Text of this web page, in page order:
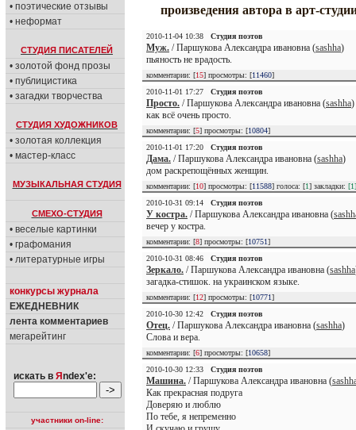
• поэтические отзывы
• неформат
СТУДИЯ ПИСАТЕЛЕЙ
• золотой фонд прозы
• публицистика
• загадки творчества
СТУДИЯ ХУДОЖНИКОВ
• золотая коллекция
• мастер-класс
МУЗЫКАЛЬНАЯ СТУДИЯ
СМЕХО-СТУДИЯ
• веселые картинки
• графомания
• литературные игры
конкурсы журнала
ЕЖЕДНЕВНИК
лента комментариев
мегарейтинг
искать в Я ndex'е:
участники on-line:
произведения автора в арт-
2010-11-04 10:38 Студия поэтов
Муж. / Паршукова Александра ивановна (sashha)
пьяность не врадость.
комментарии: [15] просмотры: [11460]
2010-11-01 17:27
Студия поэтов
Просто. / Паршукова Александра ивановна (sashha)
как всё очень просто.
комментарии: [5] просмотры: [10804]
2010-11-01 17:20
Студия поэтов
Дама. / Паршукова Александра ивановна (sashha)
дом раскрепощённых женщин.
комментарии: [10] просмотры: [11588] голоса: [1] закладки: [1]
2010-10-31 09:14
Студия поэтов
У костра. / Паршукова Александра ивановна (
вечер у костра.
комментарии: [8] просмотры: [10751]
2010-10-31 08:46
Студия поэтов
Зеркало. / Паршукова Александра ивановна (sashha
загадка-стишок. на украинском языке.
комментарии: [12] просмотры: [10771]
2010-10-30 12:42
Студия поэтов
Отец. / Паршукова Александра ивановна (sashha)
Слова и вера.
комментарии: [6] просмотры: [10658]
2010-10-30 12:33
Студия поэтов
Машина. / Паршукова Александра ивановна (
Как прекрасная подруга
Доверяю и люблю
По тебе, я непременно